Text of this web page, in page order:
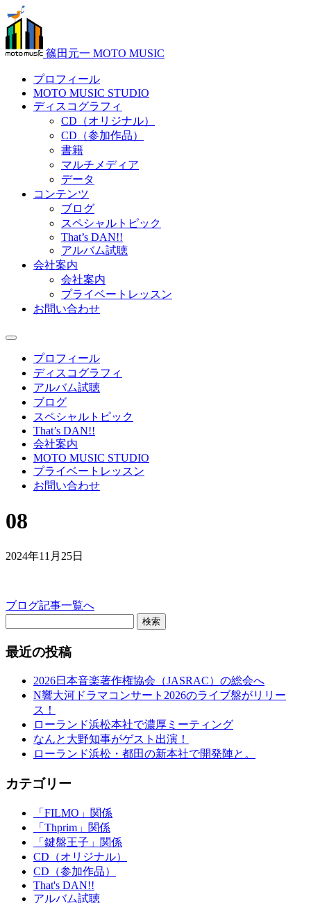
篠田元一 MOTO MUSIC
プロフィール
MOTO MUSIC STUDIO
ディスコグラフィ
CD（オリジナル）
CD（参加作品）
書籍
マルチメディア
データ
コンテンツ
ブログ
スペシャルトピック
That’s DAN!!
アルバム試聴
会社案内
会社案内
プライベートレッスン
お問い合わせ
プロフィール
ディスコグラフィ
アルバム試聴
ブログ
スペシャルトピック
That’s DAN!!
会社案内
MOTO MUSIC STUDIO
プライベートレッスン
お問い合わせ
08
2024年11月25日
ブログ記事一覧へ
検索
最近の投稿
2026日本音楽著作権協会（JASRAC）の総会へ
N響大河ドラマコンサート2026のライブ盤がリリー
ス！
ローランド浜松本社で濃厚ミーティング
なんと大野知事がゲスト出演！
ローランド浜松・都田の新本社で開発陣と。
カテゴリー
「FILMO」関係
「Thprim」関係
「鍵盤王子」関係
CD（オリジナル）
CD（参加作品）
That's DAN!!
アルバム試聴